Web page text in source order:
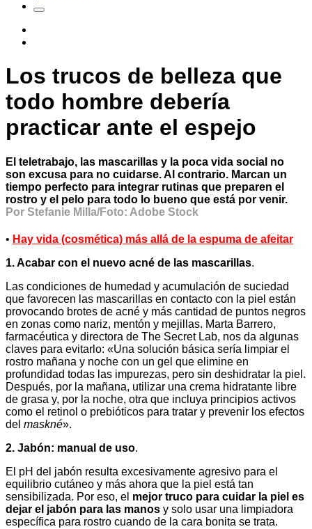
Los trucos de belleza que
todo hombre debería
practicar ante el espejo
El teletrabajo, las mascarillas y la poca vida social no
son excusa para no cuidarse. Al contrario. Marcan un
tiempo perfecto para integrar rutinas que preparen el
rostro y el pelo para todo lo bueno que está por venir.
Por Stefanie Milla/Foto: Adobe Stock
• Hay vida (cosmética) más allá de la espuma de afeitar
1. Acabar con el nuevo acné de las mascarillas.
Las condiciones de humedad y acumulación de suciedad
que favorecen las mascarillas en contacto con la piel están
provocando brotes de acné y más cantidad de puntos negros
en zonas como nariz, mentón y mejillas. Marta Barrero,
farmacéutica y directora de The Secret Lab, nos da algunas
claves para evitarlo: «Una solución básica sería limpiar el
rostro mañana y noche con un gel que elimine en
profundidad todas las impurezas, pero sin deshidratar la piel.
Después, por la mañana, utilizar una crema hidratante libre
de grasa y, por la noche, otra que incluya principios activos
como el retinol o prebióticos para tratar y prevenir los efectos
del maskné».
2. Jabón: manual de uso.
El pH del jabón resulta excesivamente agresivo para el
equilibrio cutáneo y más ahora que la piel está tan
sensibilizada. Por eso, el mejor truco para cuidar la piel es
dejar el jabón para las manos y solo usar una limpiadora
específica para rostro cuando de la cara bonita se trata.